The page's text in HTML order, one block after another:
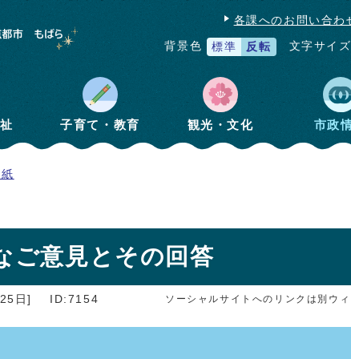
各課へのお問い合わ
背景色 標準 反転 文字サイズ
子育て・教育 観光・文化 市政
ご意見とその回答
日] ID:7154 ソーシャルサイトへのリンクは別ウ